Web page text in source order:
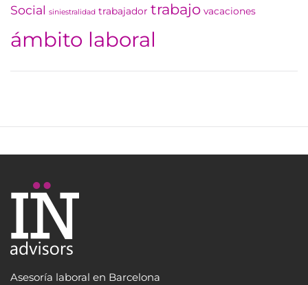
Social siniestralidad trabajador trabajo vacaciones
ámbito laboral
Asesoría laboral en Barcelona